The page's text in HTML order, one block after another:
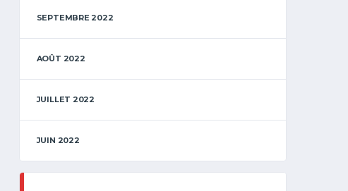
SEPTEMBRE 2022
AOÛT 2022
JUILLET 2022
JUIN 2022